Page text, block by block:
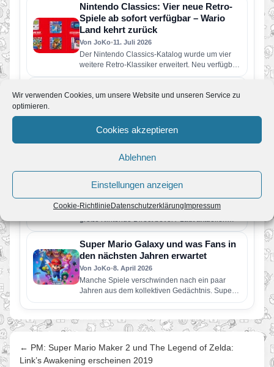
Wir verwenden Cookies, um unsere Website und unseren Service zu
optimieren.
Cookies akzeptieren
Ablehnen
Einstellungen anzeigen
Cookie-Richtlinie Datenschutzerklärung Impressum
Nintendo Classics: Vier neue Retro-
Spiele ab sofort verfügbar – Wario
Land kehrt zurück
Von JoKo•11. Juli 2026
Der Nintendo Classics-Katalog wurde um vier
weitere Retro-Klassiker erweitert. Neu verfügbar
sind die folgenden Spiele: Wario Land: Super…
Direct erscheint am Dienstag, den 9.
Von JoKo 9. Juni 2026
Der rund 50-minütige Livestream enthält
dieses Jahr für Nintendo Switch 2 und Nintendo
Gerücht: Neue Nintendo Direct findet
im Juni 2026 statt
Von JoKo•5. Juni 2026
Steht uns schon in wenigen Tagen die nächste
Berichten soll Nintendo bereits…
Super Mario Galaxy und was Fans in
den nächsten Jahren erwartet
Von JoKo•8. April 2026
Manche Spiele verschwinden nach ein paar
Jahren aus dem kollektiven Gedächtnis. Super
Mario Galaxy nicht. Erschienen im November…
← PM: Super Mario Maker 2 und The Legend of Zelda:
Link’s Awakening erscheinen 2019